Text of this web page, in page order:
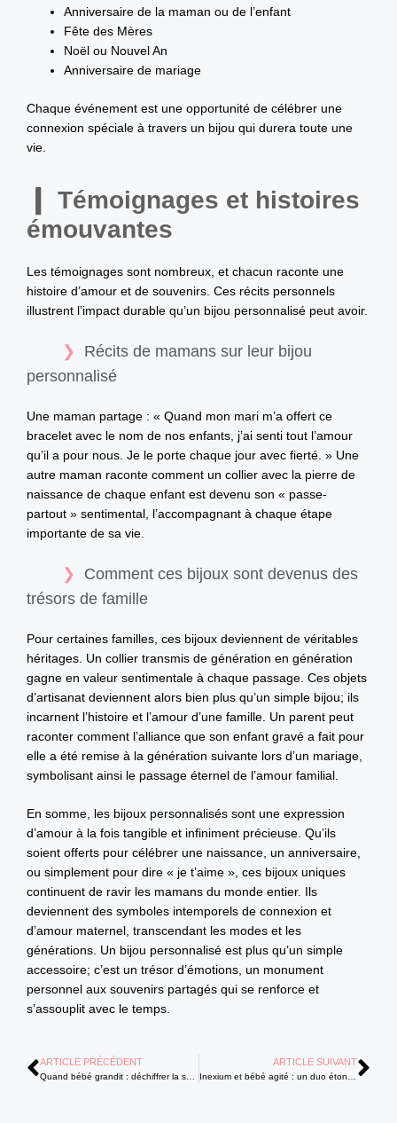
Anniversaire de la maman ou de l’enfant
Fête des Mères
Noël ou Nouvel An
Anniversaire de mariage
Chaque événement est une opportunité de célébrer une
connexion spéciale à travers un bijou qui durera toute une
vie.
Témoignages et histoires
émouvantes
Les témoignages sont nombreux, et chacun raconte une
histoire d’amour et de souvenirs. Ces récits personnels
illustrent l’impact durable qu’un bijou personnalisé peut avoir.
Récits de mamans sur leur bijou
personnalisé
Une maman partage : « Quand mon mari m’a offert ce
bracelet avec le nom de nos enfants, j’ai senti tout l’amour
qu’il a pour nous. Je le porte chaque jour avec fierté. » Une
autre maman raconte comment un collier avec la pierre de
naissance de chaque enfant est devenu son « passe-
partout » sentimental, l’accompagnant à chaque étape
importante de sa vie.
Comment ces bijoux sont devenus des
trésors de famille
Pour certaines familles, ces bijoux deviennent de véritables
héritages. Un collier transmis de génération en génération
gagne en valeur sentimentale à chaque passage. Ces objets
d’artisanat deviennent alors bien plus qu’un simple bijou; ils
incarnent l’histoire et l’amour d’une famille. Un parent peut
raconter comment l’alliance que son enfant gravé a fait pour
elle a été remise à la génération suivante lors d’un mariage,
symbolisant ainsi le passage éternel de l’amour familial.
En somme, les bijoux personnalisés sont une expression
d’amour à la fois tangible et infiniment précieuse. Qu’ils
soient offerts pour célébrer une naissance, un anniversaire,
ou simplement pour dire « je t’aime », ces bijoux uniques
continuent de ravir les mamans du monde entier. Ils
deviennent des symboles intemporels de connexion et
d’amour maternel, transcendant les modes et les
générations. Un bijou personnalisé est plus qu’un simple
accessoire; c’est un trésor d’émotions, un monument
personnel aux souvenirs partagés qui se renforce et
s’assouplit avec le temps.
ARTICLE PRÉCÉDENT ARTICLE SUIVANT